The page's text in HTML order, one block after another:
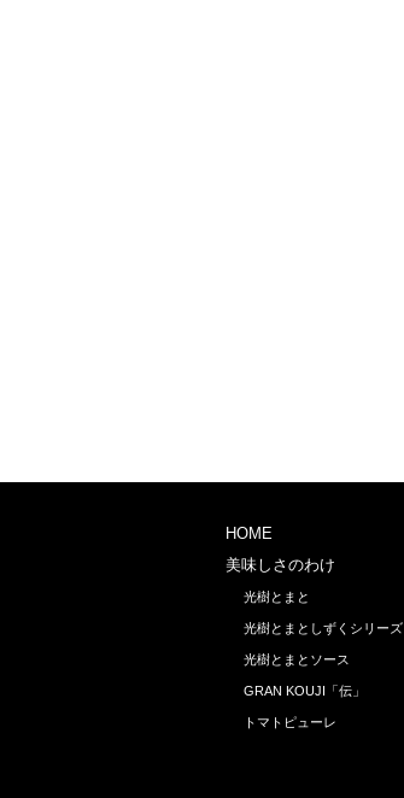
HOME
美味しさのわけ
光樹とまと
光樹とまとしずくシリーズ
光樹とまとソース
GRAN KOUJI「伝」
トマトピューレ